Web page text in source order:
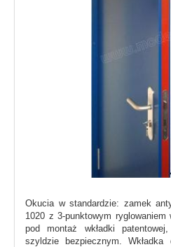
Okucia w standardzie: zamek
1020 z 3-punktowym
pod montaż wkładki
szyldzie bezpiecznym.